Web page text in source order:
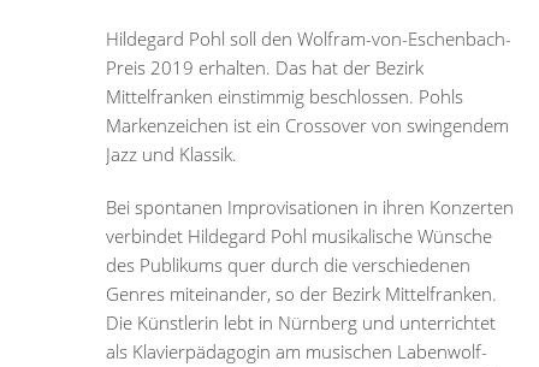
Hildegard Pohl soll den Wolfram-von-Eschenbach-
Preis 2019 erhalten. Das hat der Bezirk
Mittelfranken einstimmig beschlossen. Pohls
Markenzeichen ist ein Crossover von swingendem
Jazz und Klassik.
Bei spontanen Improvisationen in ihren Konzerten
verbindet Hildegard Pohl musikalische Wünsche
des Publikums quer durch die verschiedenen
Genres miteinander, so der Bezirk Mittelfranken.
Die Künstlerin lebt in Nürnberg und unterrichtet
als Klavierpädagogin am musischen Labenwolf-